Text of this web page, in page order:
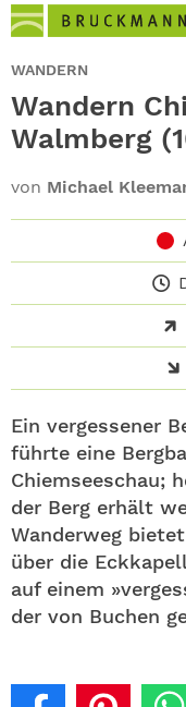
WANDERN
Wandern
Walmberg
von Michael
Ein vergessener
führte eine
Chiemseeschau;
der Berg erhält
Wanderweg
über die
auf einem
der von Buchen
ABO
NEWSLETTER
SHOP